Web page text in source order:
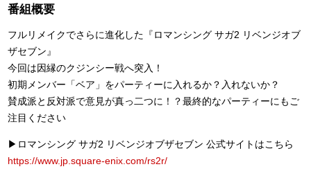
番組概要
フルリメイクでさらに進化した『ロマンシング サガ2 リベンジオブ
ザセブン』
今回は因縁のクジンシー戦へ突入！
初期メンバー「ベア」をパーティーに入れるか？入れないか？
賛成派と反対派で意見が真っ二つに！？最終的なパーティーにもご
注目ください
▶ロマンシング サガ2 リベンジオブザセブン 公式サイトはこちら
https://www.jp.square-enix.com/rs2r/